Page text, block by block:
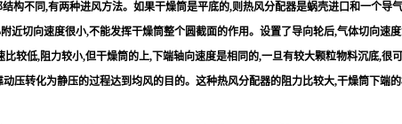
构不同,有两种进风方法。如果干燥筒是平底的,则热风分配器是蜗壳进口和一个
近切向速度很小,不能发挥干燥筒整个圆截面的作用。设置了导向轮后,气体切向速
较低,阻力较小,但干燥筒的上,下端轴向速度是相同的,一旦有较大颗粒物料沉底,很
压转化为静压的过程达到均风的目的。这种热风分配器的阻力比较大,干燥筒下端